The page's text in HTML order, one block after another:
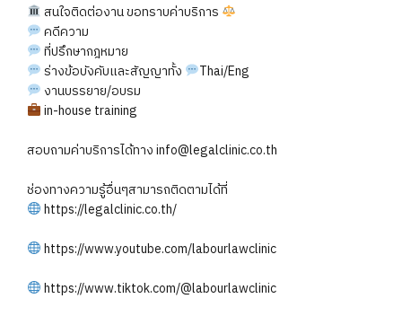
สนใจติดต่องาน ขอทราบค่าบริการ
คดีความ
ที่ปรึกษากฎหมาย
ร่างข้อบังคับและสัญญาทั้ง
Thai/Eng
งานบรรยาย/อบรม
in-house training
สอบถามค่าบริการได้ทาง info@legalclinic.co.th
ช่องทางความรู้อื่นๆสามารถติดตามได้ที่
https://legalclinic.co.th/
https://www.youtube.com/labourlawclinic
https://www.tiktok.com/@labourlawclinic